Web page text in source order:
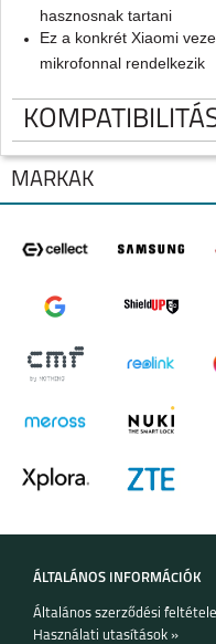
hasznosnak tartani
Ez a konkrét Xiaomi
mikrofonnal rendelkezik
Élvezd a zenéket az
nélküli fül-/fejhallgatóval
IPHONE 17 PRO MAX IPHONE
IPHONE 17
MÁRKÁK
ÁLTALÁNOS INFORMÁCIÓK
Általános szerződési
Használati utasítások »